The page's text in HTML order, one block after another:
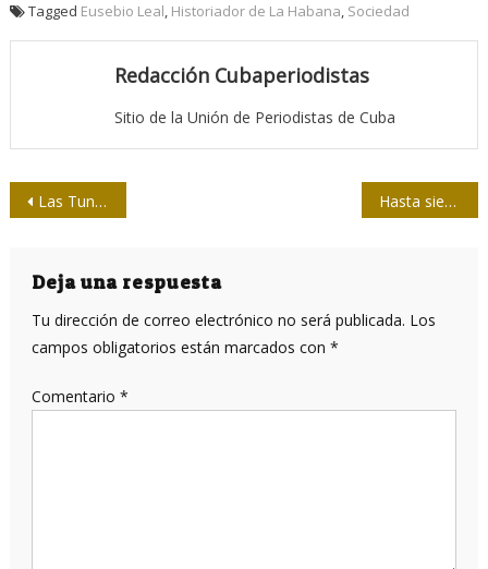
Tagged Eusebio Leal, Historiador de La Habana, Sociedad
Redacción Cubaperiodistas
Sitio de la Unión de Periodistas de Cuba
Navegación
entradas
Las Tunas y Holguín clasificaron para Nacional de Softbol de la prensa Hasta siempre a Jesús Hernández, destacado periodista y directivo de prensa
Deja una respuesta
Tu dirección de correo electrónico no será publicada. Los
campos obligatorios están marcados con *
Comentario *